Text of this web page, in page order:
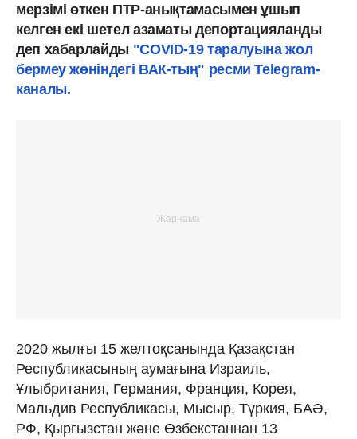
мерзімі өткен ПТР-анықтамасымен ұшып
келген екі шетел азаматы депортацияланды
деп хабарлайды "COVID-19 таралуына жол
бермеу жөніндегі ВАК-тың" ресми Telegram-
каналы.
2020 жылғы 15 желтоқсанында Қазақстан
Республикасының аумағына Израиль,
Ұлыбритания, Германия, Франция, Корея,
Мальдив Республикасы, Мысыр, Түркия, БАӘ,
РФ, Қырғызстан және Өзбекстаннан 13